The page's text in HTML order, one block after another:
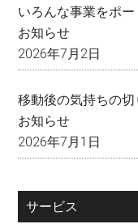
いろんな事業をポ
お知らせ
2026年7月2日
移動後の気持ちの
お知らせ
2026年7月1日
サービス